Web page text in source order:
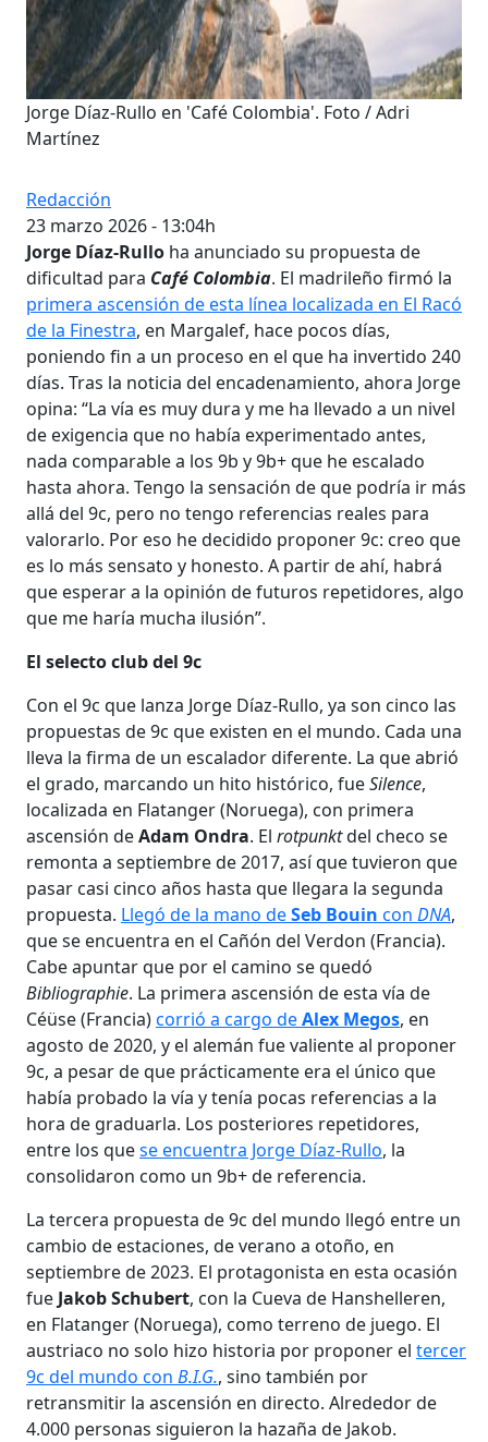
Jorge Díaz-Rullo en 'Café Colombia'. Foto / Adri
Martínez
Redacción
23 marzo 2026 - 13:04h
Jorge Díaz-Rullo ha anunciado su propuesta de
dificultad para Café Colombia. El madrileño firmó la
primera ascensión de esta línea localizada en El Racó
de la Finestra, en Margalef, hace pocos días,
poniendo fin a un proceso en el que ha invertido 240
días. Tras la noticia del encadenamiento, ahora Jorge
opina: “La vía es muy dura y me ha llevado a un nivel
de exigencia que no había experimentado antes,
nada comparable a los 9b y 9b+ que he escalado
hasta ahora. Tengo la sensación de que podría ir más
allá del 9c, pero no tengo referencias reales para
valorarlo. Por eso he decidido proponer 9c: creo que
es lo más sensato y honesto. A partir de ahí, habrá
que esperar a la opinión de futuros repetidores, algo
que me haría mucha ilusión”.
El selecto club del 9c
Con el 9c que lanza Jorge Díaz-Rullo, ya son cinco las
propuestas de 9c que existen en el mundo. Cada una
lleva la firma de un escalador diferente. La que abrió
el grado, marcando un hito histórico, fueSilence,
localizada en Flatanger (Noruega), con primera
ascensión deAdam Ondra. El rotpunktdel checo se
remonta a septiembre de 2017, así que tuvieron que
pasar casi cinco años hasta que llegara la segunda
propuesta. Llegó de la mano deSeb Bouin con DNA,
que se encuentra en el Cañón del Verdon (Francia).
Cabe apuntar que por el camino se quedó
Bibliographie. La primera ascensión de esta vía de
Céüse (Francia)corrió a cargo deAlex Megos, en
agosto de 2020, y el alemán fue valiente al proponer
9c, a pesar de que prácticamente era el único que
había probado la vía y tenía pocas referencias a la
hora de graduarla. Los posteriores repetidores,
entre los quese encuentra Jorge Díaz-Rullo, la
consolidaron como un 9b+ de referencia.
La tercera propuesta de 9c del mundo llegó entre un
cambio de estaciones, de verano a otoño, en
septiembre de 2023. El protagonista en esta ocasión
fue Jakob Schubert, con la Cueva de Hanshelleren,
en Flatanger (Noruega), como terreno de juego. El
austriaco no solo hizo historia por proponer el tercer
9c del mundo con B.I.G., sino también por
retransmitir la ascensión en directo. Alrededor de
4.000 personas siguieron la hazaña de Jakob.